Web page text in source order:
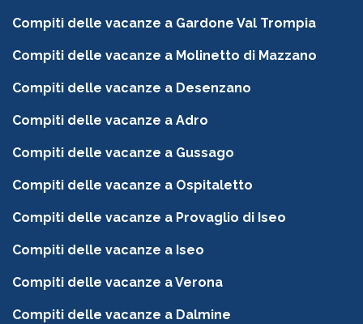
Compiti delle vacanze a Gardone Val Trompia
Compiti delle vacanze a Molinetto di Mazzano
Compiti delle vacanze a Desenzano
Compiti delle vacanze a Adro
Compiti delle vacanze a Gussago
Compiti delle vacanze a Ospitaletto
Compiti delle vacanze a Provaglio di Iseo
Compiti delle vacanze a Iseo
Compiti delle vacanze a Verona
Compiti delle vacanze a Dalmine